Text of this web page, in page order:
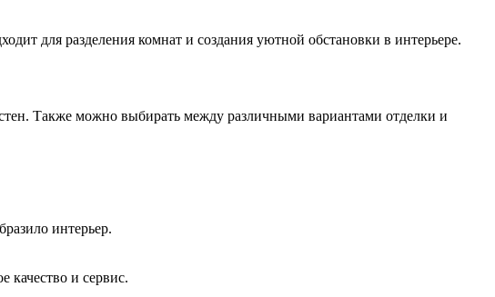
для разделения комнат и создания уютной обстановки в интерьере.
Также можно выбирать между различными вариантами отделки и
интерьер.
качество и сервис.